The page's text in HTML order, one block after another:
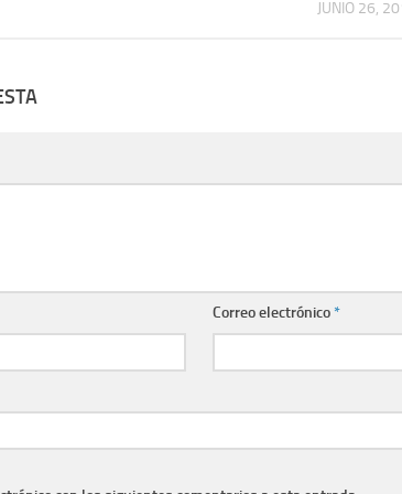
JUNIO 26,
Correo electrónico*